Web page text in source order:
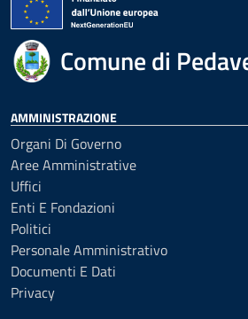
Comune di
AMMINISTRAZIONE
Organi Di Governo
Aree Amministrative
Uffici
Enti E Fondazioni
Politici
Personale Amministrativo
Documenti E Dati
Privacy